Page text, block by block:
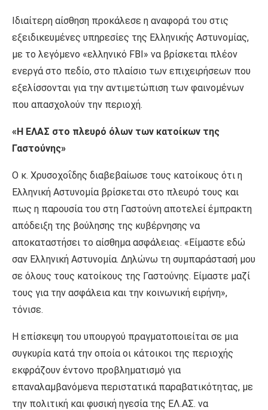
Ιδιαίτερη αίσθηση προκάλεσε η αναφορά του στις
εξειδικευμένες υπηρεσίες της Ελληνικής Αστυνομίας,
με το λεγόμενο «ελληνικό FBI» να βρίσκεται πλέον
ενεργά στο πεδίο, στο πλαίσιο των επιχειρήσεων που
εξελίσσονται για την αντιμετώπιση των φαινομένων
που απασχολούν την περιοχή.
«Η ΕΛΑΣ στο πλευρό όλων των κατοίκων της
Γαστούνης»
Ο κ. Χρυσοχοΐδης διαβεβαίωσε τους κατοίκους ότι η
Ελληνική Αστυνομία βρίσκεται στο πλευρό τους και
πως η παρουσία του στη Γαστούνη αποτελεί έμπρακτη
απόδειξη της βούλησης της κυβέρνησης να
αποκαταστήσει το αίσθημα ασφάλειας. «Είμαστε εδώ
σαν Ελληνική Αστυνομία. Δηλώνω τη συμπαράστασή μου
σε όλους τους κατοίκους της Γαστούνης. Είμαστε μαζί
τους για την ασφάλεια και την κοινωνική ειρήνη»,
τόνισε.
Η επίσκεψη του υπουργού πραγματοποιείται σε μια
συγκυρία κατά την οποία οι κάτοικοι της περιοχής
εκφράζουν έντονο προβληματισμό για
επαναλαμβανόμενα περιστατικά παραβατικότητας, με
την πολιτική και φυσική ηγεσία της ΕΛ.ΑΣ. να